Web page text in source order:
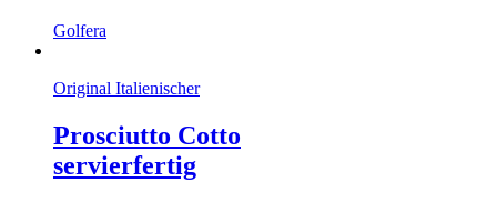
Golfera
Original Italienischer
Prosciutto Cotto
servierfertig